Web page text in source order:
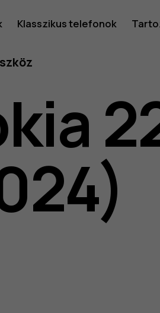
Klasszikus telefonok